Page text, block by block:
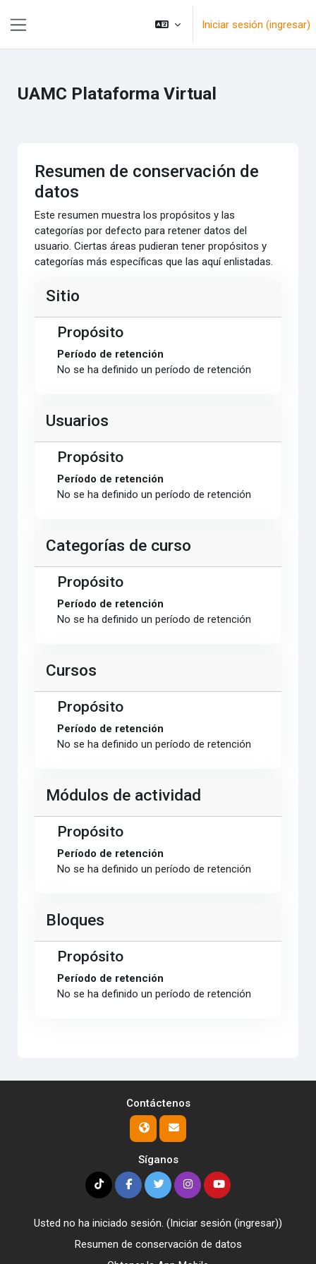
Iniciar sesión (ingresar)
UAMC Plataforma Virtual
Resumen de conservación de
datos
Este resumen muestra los propósitos y las
categorías por defecto para retener datos del
usuario. Ciertas áreas pudieran tener propósitos y
categorías más específicas que las aquí enlistadas.
Sitio
Propósito
Período de retención
No se ha definido un período de retención
Usuarios
Propósito
Período de retención
No se ha definido un período de retención
Categorías de curso
Propósito
Período de retención
No se ha definido un período de retención
Cursos
Propósito
Período de retención
No se ha definido un período de retención
Módulos de actividad
Propósito
Período de retención
No se ha definido un período de retención
Bloques
Propósito
Período de retención
No se ha definido un período de retención
Contáctenos
Síganos
Usted no ha iniciado sesión. (Iniciar sesión (ingresar))
Resumen de conservación de datos